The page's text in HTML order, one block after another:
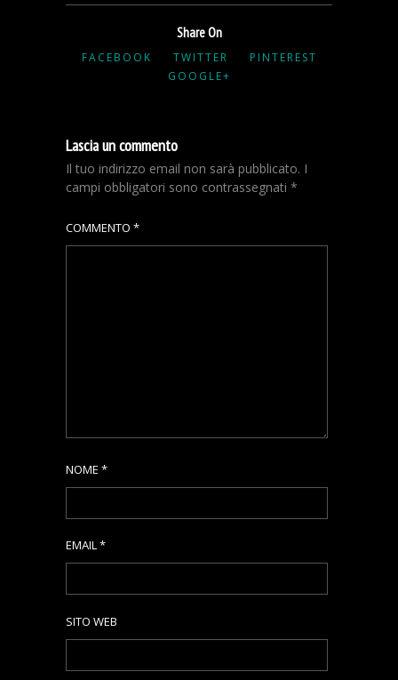
Share On
FACEBOOK TWITTER
PINTEREST
GOOGLE+
Lascia un commento
Il tuo indirizzo email non sarà pubblicato. I
campi obbligatori sono contrassegnati *
COMMENTO *
NOME *
EMAIL*
SITO WEB